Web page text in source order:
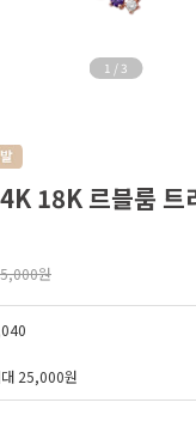
1 / 3
18K 르블룸 트
원
25,000원